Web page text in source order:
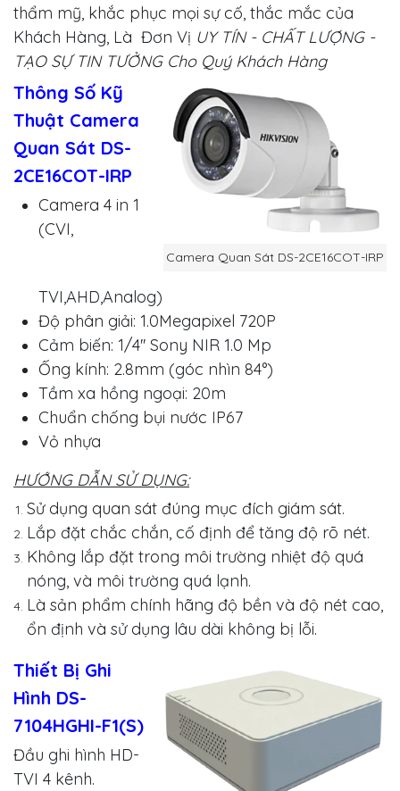
thẩm mỹ, khắc phục mọi sự cố, thắc mắc của
Khách Hàng, Là Đơn Vị UY TÍN - CHẤT LƯỢNG -
TẠO SỰ TIN TƯỞNG Cho Quý Khách Hàng
Camera Quan Sát DS-2CE16COT-IRP
Thông Số Kỹ
Thuật Camera
Quan Sát DS-
2CE16COT-IRP
Camera 4 in 1
(CVI,
TVI,AHD,Analog)
Độ phân giải: 1.0Megapixel 720P
Cảm biến: 1/4'' Sony NIR 1.0 Mp
Ống kính: 2.8mm (góc nhìn 84°)
Tầm xa hồng ngoại: 20m
Chuẩn chống bụi nước IP67
Vỏ nhựa
HƯỚNG DẪN SỬ DỤNG:
Sử dụng quan sát đúng mục đích giám sát.
Lắp đặt chắc chắn, cố định để tăng độ rõ nét.
Không lắp đặt trong môi trường nhiệt độ quá
nóng, và môi trường quá lạnh.
Là sản phẩm chính hãng độ bền và độ nét cao,
ổn định và sử dụng lâu dài không bị lỗi.
Thiết Bị Ghi
Hình DS-
7104HGHI-F1(S)
Đầu ghi hình HD-
TVI 4 kênh.